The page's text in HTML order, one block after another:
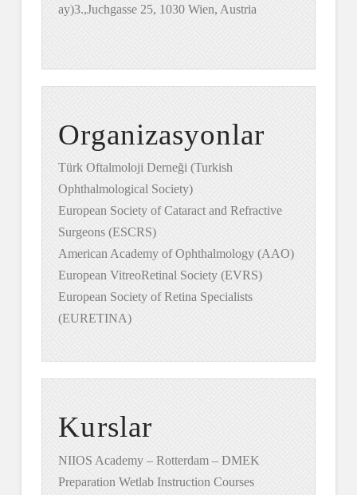
ay)3.,Juchgasse 25, 1030 Wien, Austria
Organizasyonlar
Türk Oftalmoloji Derneği (Turkish
Ophthalmological Society)
European Society of Cataract and Refractive
Surgeons (ESCRS)
American Academy of Ophthalmology (AAO)
European VitreoRetinal Society (EVRS)
European Society of Retina Specialists
(EURETINA)
Kurslar
NIIOS Academy – Rotterdam – DMEK
Preparation Wetlab Instruction Courses